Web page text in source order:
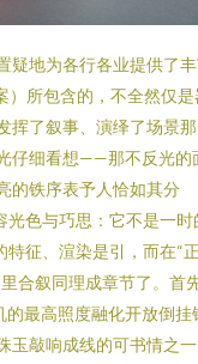
疑地为各行各业提供了
）所包含的，不全然仅是
挥了叙事、演绎了场景
仔细看想——那不反光的
的铁序表予人恰如其分
光色与巧思：它不是一时
特征、渲染是引，而在“
合叙同理成章节了。首
最高照度融化开放倒挂
玉敲响成线的可书情之一